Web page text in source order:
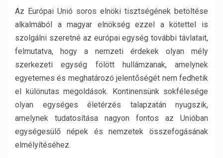
Az Európai Unió soros elnöki tisztségének betöltése
alkalmából a magyar elnökség ezzel a kötettel is
szolgálni szeretné az európai egység további távlatait,
felmutatva, hogy a nemzeti érdekek olyan mély
szerkezeti egység fölött hullámzanak, amelynek
egyetemes és meghatározó jelentőségét nem fedhetik
el különutas megoldások. Kontinensünk sokfélesége
olyan egységes életérzés talapzatán nyugszik,
amelynek tudatosítása nagyon fontos az Unióban
egységesülő népek és nemzetek összefogásának
elmélyítéséhez.